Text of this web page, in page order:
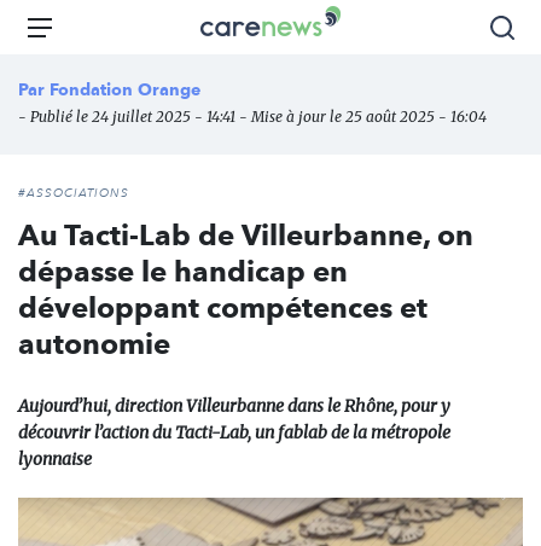
Aller
principal
Carenews,
des
Menu
Par Fondation Orange
- Publié le 24 juillet 2025 - 14:41 - Mise à jour le 25 août 2025 - 16:04
#ASSOCIATIONS
Au Tacti-Lab de Villeurbanne, on
dépasse le handicap en
développant compétences et
autonomie
Aujourd’hui, direction Villeurbanne dans le Rhône, pour y
découvrir l’action du Tacti-Lab, un fablab de la métropole
lyonnaise